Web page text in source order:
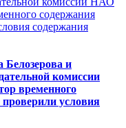
и
комиссии
временного
условия